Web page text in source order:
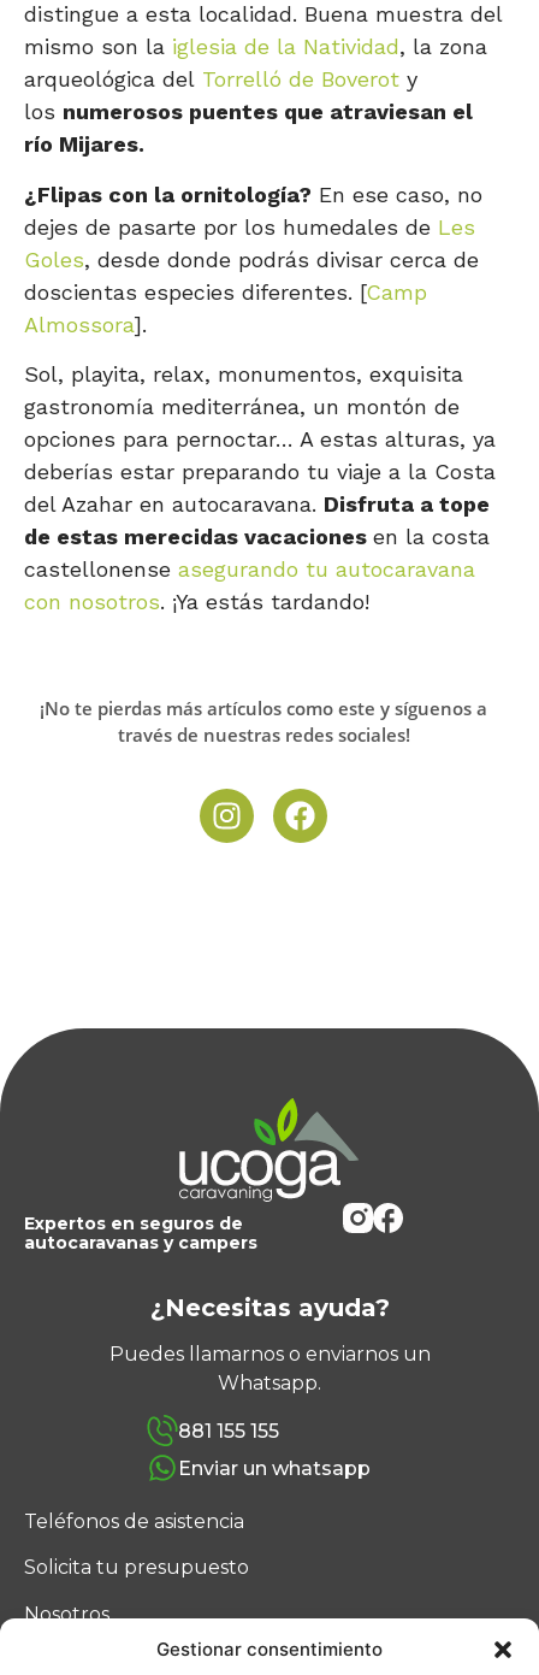
Gestionar consentimiento
distingue a esta localidad. Buena muestra del
mismo son la iglesia de la Natividad, la zona
arqueológica del Torrelló de Boverot y
los numerosos puentes que atraviesan el
río Mijares.
¿Flipas con la ornitología? En ese caso, no
dejes de pasarte por los humedales de Les
Goles, desde donde podrás divisar cerca de
doscientas especies diferentes. [Camp
Almossora].
Sol, playita, relax, monumentos, exquisita
gastronomía mediterránea, un montón de
opciones para pernoctar… A estas alturas, ya
deberías estar preparando tu viaje a la Costa
del Azahar en autocaravana. Disfruta a tope
de estas merecidas vacaciones en la costa
castellonense asegurando tu autocaravana
con nosotros. ¡Ya estás tardando!
¡No te pierdas más artículos como este y síguenos a
través de nuestras redes sociales!
Expertos en seguros de
autocaravanas y campers
¿Necesitas ayuda?
Puedes llamarnos o enviarnos un
Whatsapp.
881 155 155
Enviar un whatsapp
Teléfonos de asistencia
Solicita tu presupuesto
Nosotros